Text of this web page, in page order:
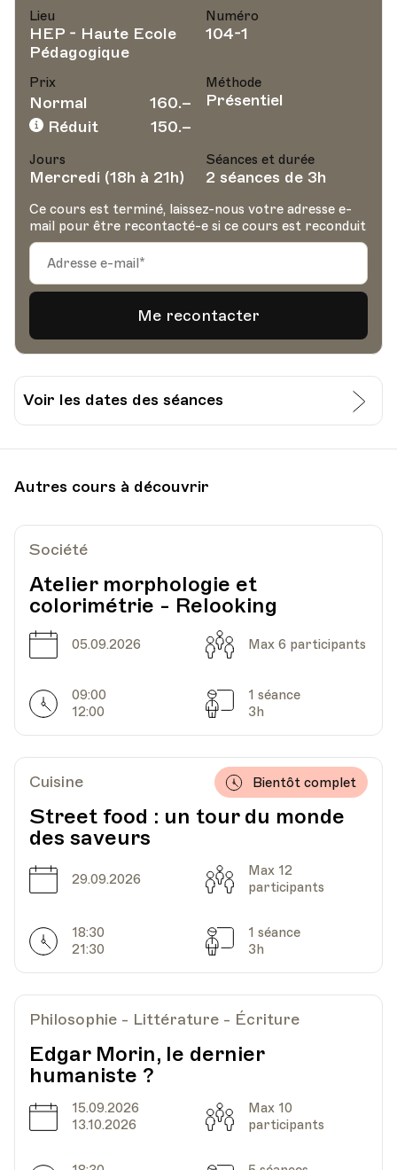
Lieu
HEP - Haute Ecole
Pédagogique
Numéro
104-1
Prix
Normal
160.–
Réduit
150.–
Méthode
Présentiel
Jours
Mercredi (18h à 21h)
Séances et durée
2 séances de 3h
Ce cours est terminé, laissez-nous votre adresse e-
mail pour être recontacté-e si ce cours est reconduit
Voir les dates des séances
Lieu1005, Lausanne
Av. de Cour 33
Date11.12.2024 Heure
18.00
Av. de Cour 33
Autres cours à découvrir
Société
Atelier morphologie et
colorimétrie - Relooking
Date
05.09.2026 Capacité
Max 6 participants
Horarires
09:00
12:00
Séances
1 séance
3h
Cuisine
Street food : un tour du monde
des saveurs
Bientôt complet
Date
29.09.2026 Capacité
Max 12
participants
Horarires
18:30
21:30
Séances
1 séance
3h
Philosophie - Littérature - Écriture
Edgar Morin, le dernier
humaniste ?
Date
15.09.2026
13.10.2026
Capacité
Max 10
participants